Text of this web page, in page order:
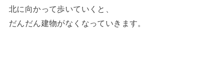
北に向かって歩いていくと、
だんだん建物がなくなっていきます。